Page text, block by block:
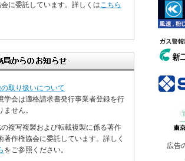
に委託しています。詳しくはこちら
取り扱いについて
学会は適格請求書発行事業者登録を行
ません。
複写複製および転載複製に係る著作
著作権協会に委託しています。詳しく
をご参照ください。
広告